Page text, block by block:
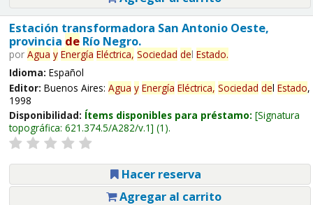
Estación transformadora San Antonio Oeste,
provincia deRío Negro.
por Agua y Energía Eléctrica, Sociedad del Estado.
Idioma: Español
Editor: Buenos Aires: Agua y Energía Eléctrica, Sociedad del Estado,
1998
Disponibilidad: Ítems disponibles para préstamo: Signatura
topográfica: 621.374.5/A282/v.1 (1).
Hacer reserva
Agregar al carrito